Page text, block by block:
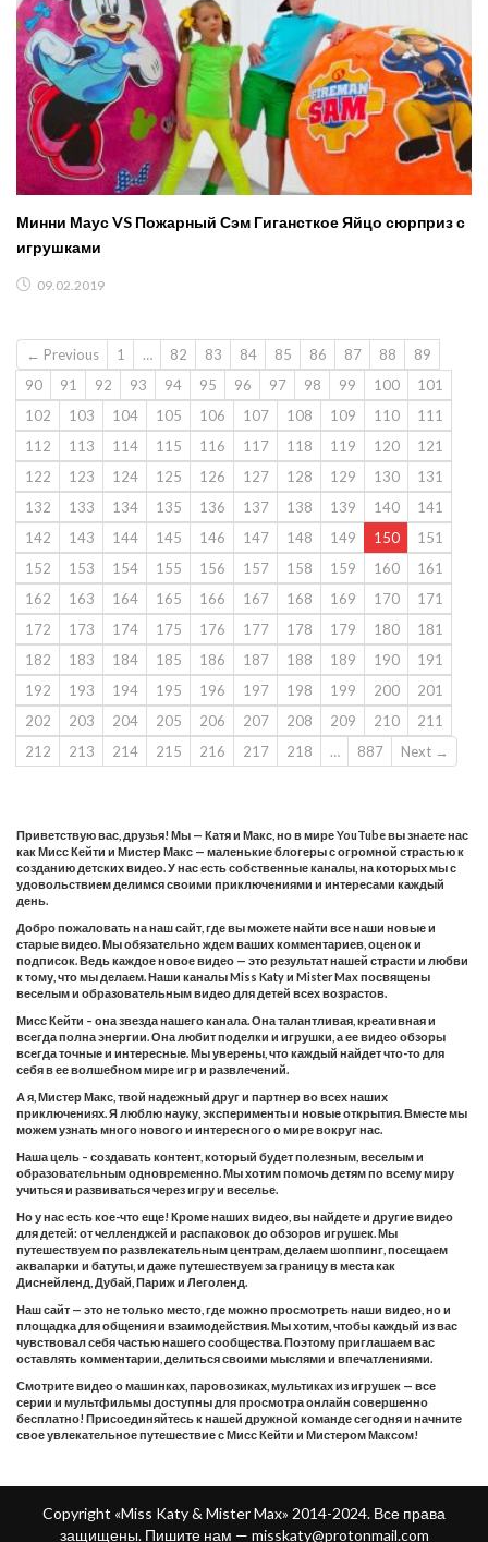
Минни Маус VS Пожарный Сэм Гигансткое Яйцо сюрприз с
игрушками
09.02.2019
← Previous 1 … 82 83 84 85 86 87 88
89
90
91 92 93 94 95 96 97 98 99 100
101
102
103 104 105 106 107 108 109 110
111
112
113 114 115 116 117 118 119 120
121
122
123 124 125 126 127 128 129 130
131
132
133 134 135 136 137 138 139 140
141
142
143 144 145 146 147 148 149 150
151
152
153 154 155 156 157 158 159 160
161
162
163 164 165 166 167 168 169 170
171
172
173 174 175 176 177 178 179 180
181
182
183 184 185 186 187 188 189 190
191
192
193 194 195 196 197 198 199 200
201
202
203 204 205 206 207 208 209 210
211
212
213 214 215 216 217 218 … 887 Next →
Приветствую вас, друзья! Мы — Катя и Макс, но в мире YouTube вы знаете нас
как Мисс Кейти и Мистер Макс — маленькие блогеры с огромной страстью к
созданию детских видео. У нас есть собственные каналы, на которых мы с
удовольствием делимся своими приключениями и интересами каждый
день.
Добро пожаловать на наш сайт, где вы можете найти все наши новые и
старые видео. Мы обязательно ждем ваших комментариев, оценок и
подписок. Ведь каждое новое видео — это результат нашей страсти и любви
к тому, что мы делаем. Наши каналы Miss Katy и Mister Max посвящены
веселым и образовательным видео для детей всех возрастов.
Мисс Кейти – она звезда нашего канала. Она талантливая, креативная и
всегда полна энергии. Она любит поделки и игрушки, а ее видео обзоры
всегда точные и интересные. Мы уверены, что каждый найдет что-то для
себя в ее волшебном мире игр и развлечений.
А я, Мистер Макс, твой надежный друг и партнер во всех наших
приключениях. Я люблю науку, эксперименты и новые открытия. Вместе мы
можем узнать много нового и интересного о мире вокруг нас.
Наша цель – создавать контент, который будет полезным, веселым и
образовательным одновременно. Мы хотим помочь детям по всему миру
учиться и развиваться через игру и веселье.
Но у нас есть кое-что еще! Кроме наших видео, вы найдете и другие видео
для детей: от челленджей и распаковок до обзоров игрушек. Мы
путешествуем по развлекательным центрам, делаем шоппинг, посещаем
аквапарки и батуты, и даже путешествуем за границу в места как
Диснейленд, Дубай, Париж и Леголенд.
Наш сайт — это не только место, где можно просмотреть наши видео, но и
площадка для общения и взаимодействия. Мы хотим, чтобы каждый из вас
чувствовал себя частью нашего сообщества. Поэтому приглашаем вас
оставлять комментарии, делиться своими мыслями и впечатлениями.
Смотрите видео о машинках, паровозиках, мультиках из игрушек — все
серии и мультфильмы доступны для просмотра онлайн совершенно
бесплатно! Присоединяйтесь к нашей дружной команде сегодня и начните
свое увлекательное путешествие с Мисс Кейти и Мистером Максом!
Copyright «Miss Katy & Mister Max» 2014-2024. Все права
защищены. Пишите нам — misskaty@protonmail.com